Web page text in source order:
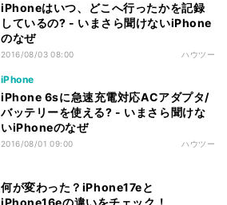
iPhoneはいつ、どこへ行ったかを記録
しているの? - いまさら聞けないiPhone
のなぜ
2016/08/03 08:00 ハウツー
iPhone
iPhone 6sに急速充電対応ACアダプタ/
バッテリーを使える? - いまさら聞けな
いiPhoneのなぜ
2016/08/01 09:00 ハウツー
何が変わった？iPhone17eと
iPhone16eの違いをチェック！